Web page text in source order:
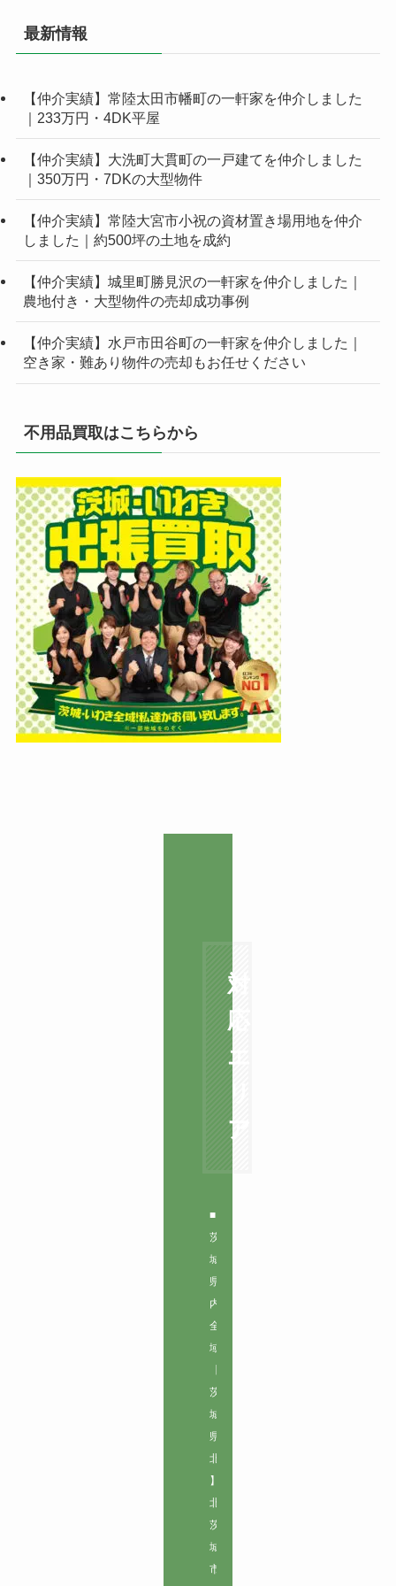
最新情報
【仲介実績】常陸太田市幡町の一軒家を仲介しました
｜233万円・4DK平屋
【仲介実績】大洗町大貫町の一戸建てを仲介しました
｜350万円・7DKの大型物件
【仲介実績】常陸大宮市小祝の資材置き場用地を仲介
しました｜約500坪の土地を成約
【仲介実績】城里町勝見沢の一軒家を仲介しました｜
農地付き・大型物件の売却成功事例
【仲介実績】水戸市田谷町の一軒家を仲介しました｜
空き家・難あり物件の売却もお任せください
不用品買取はこちらから
対
応
エ
ア
■
茨
城
県
内
全
域
茨
城
県
北
】
北
茨
城
市